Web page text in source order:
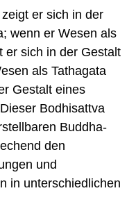
er sich in der
wenn er Wesen als
er sich in der Gestalt
als Tathagata
Gestalt eines
Bodhisattva
Buddha-
den
und
in unterschiedlichen